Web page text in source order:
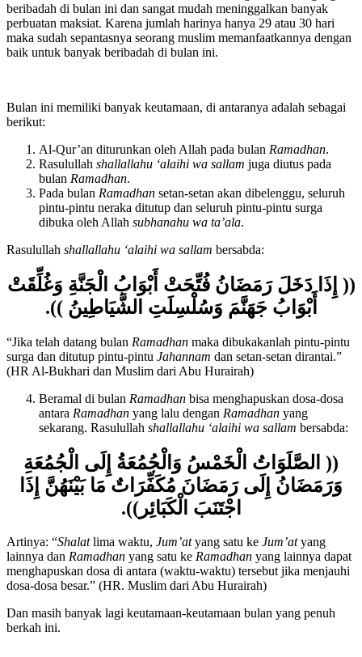
BulanRamadhanadalah bulan ibadah. Seorang muslim sangat giat
beribadah di bulan ini dan sangat mudah meninggalkan banyak
perbuatan maksiat. Karena jumlah harinya hanya 29 atau 30 hari
maka sudah sepantasnya seorang muslim memanfaatkannya dengan
Bulan ini memiliki banyak keutamaan, di antaranya adalah sebagai
Al-Qur’an diturunkan oleh Allah pada bulan Ramadhan.
Rasulullahshallallahu ‘alaihi wa sallam
bulanRamadhan.
Pada bulanRamadhansetan-setan akan dibelenggu, seluruh
pintu-pintu neraka ditutup dan seluruh pintu-pintu surga
Rasulullah
(( إِذَا دَخَلَ رَمَضَانُ فُتِّحَتْ أَبْوَابُ الْجَنَّةِ وَغُلِّقَتْ
أَبْوَابُ جَهَنَّمَ وَسُلْسِلَتِ الشَّيَاطِينُ )).
“Jika telah datang bulanRamadhanmaka dibukakanlah pintu-pintu
surga dan ditutup pintu-pintu Jahannamdan setan-setan dirantai.”
Beramal di bulan Ramadhanbisa menghapuskan dosa-dosa
antaraRamadhanyang lalu denganRamadhanyang
(( الصَّلَوَاتُ الْخَمْسُ وَالْجُمُعَةُ إِلَى الْجُمُعَةِ
وَرَمَضَانُ إِلَى رَمَضَانَ مُكَفِّرَاتٌ مَا بَيْنَهُنَّ إِذَا
اجْتَنَبَ الْكَبَائِر)).
Artinya: “Shalatlima waktu, Jum’atyang satu keJum’atyang
lainnya danRamadhan yang satu keRamadhanyang lainnya dapat
menghapuskan dosa di antara (waktu-waktu) tersebut jika menjauhi
Dan masih banyak lagi keutamaan-keutamaan bulan yang penuh